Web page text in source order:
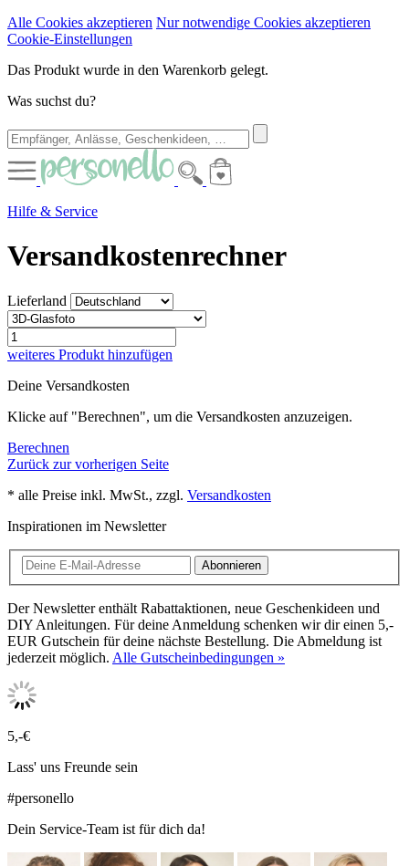
Alle Cookies akzeptieren Nur notwendige Cookies akzeptieren
Cookie-Einstellungen
Das Produkt wurde in den Warenkorb gelegt.
Was suchst du?
Hilfe & Service
Versandkostenrechner
Lieferland
weiteres Produkt hinzufügen
Deine Versandkosten
Klicke auf "Berechnen", um die Versandkosten anzuzeigen.
Berechnen
Zurück zur vorherigen Seite
* alle Preise inkl. MwSt., zzgl. Versandkosten
Inspirationen im Newsletter
Abonnieren
Der Newsletter enthält Rabattaktionen, neue Geschenkideen und
DIY Anleitungen. Für deine Anmeldung schenken wir dir einen 5,-
EUR Gutschein für deine nächste Bestellung. Die Abmeldung ist
jederzeit möglich. Alle Gutscheinbedingungen »
5,-€
Lass' uns Freunde sein
#personello
Dein Service-Team ist für dich da!